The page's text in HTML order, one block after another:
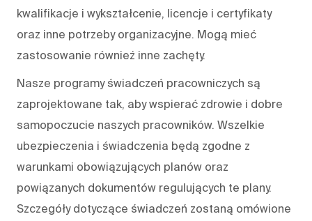
kwalifikacje i wykształcenie, licencje i certyfikaty
oraz inne potrzeby organizacyjne. Mogą mieć
zastosowanie również inne zachęty.
Nasze programy świadczeń pracowniczych są
zaprojektowane tak, aby wspierać zdrowie i dobre
samopoczucie naszych pracowników. Wszelkie
ubezpieczenia i świadczenia będą zgodne z
warunkami obowiązujących planów oraz
powiązanych dokumentów regulujących te plany.
Szczegóły dotyczące świadczeń zostaną omówione